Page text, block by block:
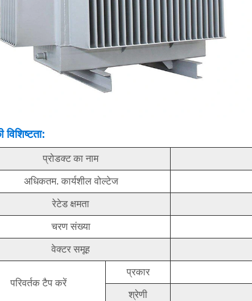
विशिष्टता:
प्रोडक्ट का नाम
अधिकतम. कार्यशील वोल्टेज
रेटेड क्षमता
चरण संख्या
वेक्टर समूह
परिवर्तक टैप करें
प्रकार
श्रेणी